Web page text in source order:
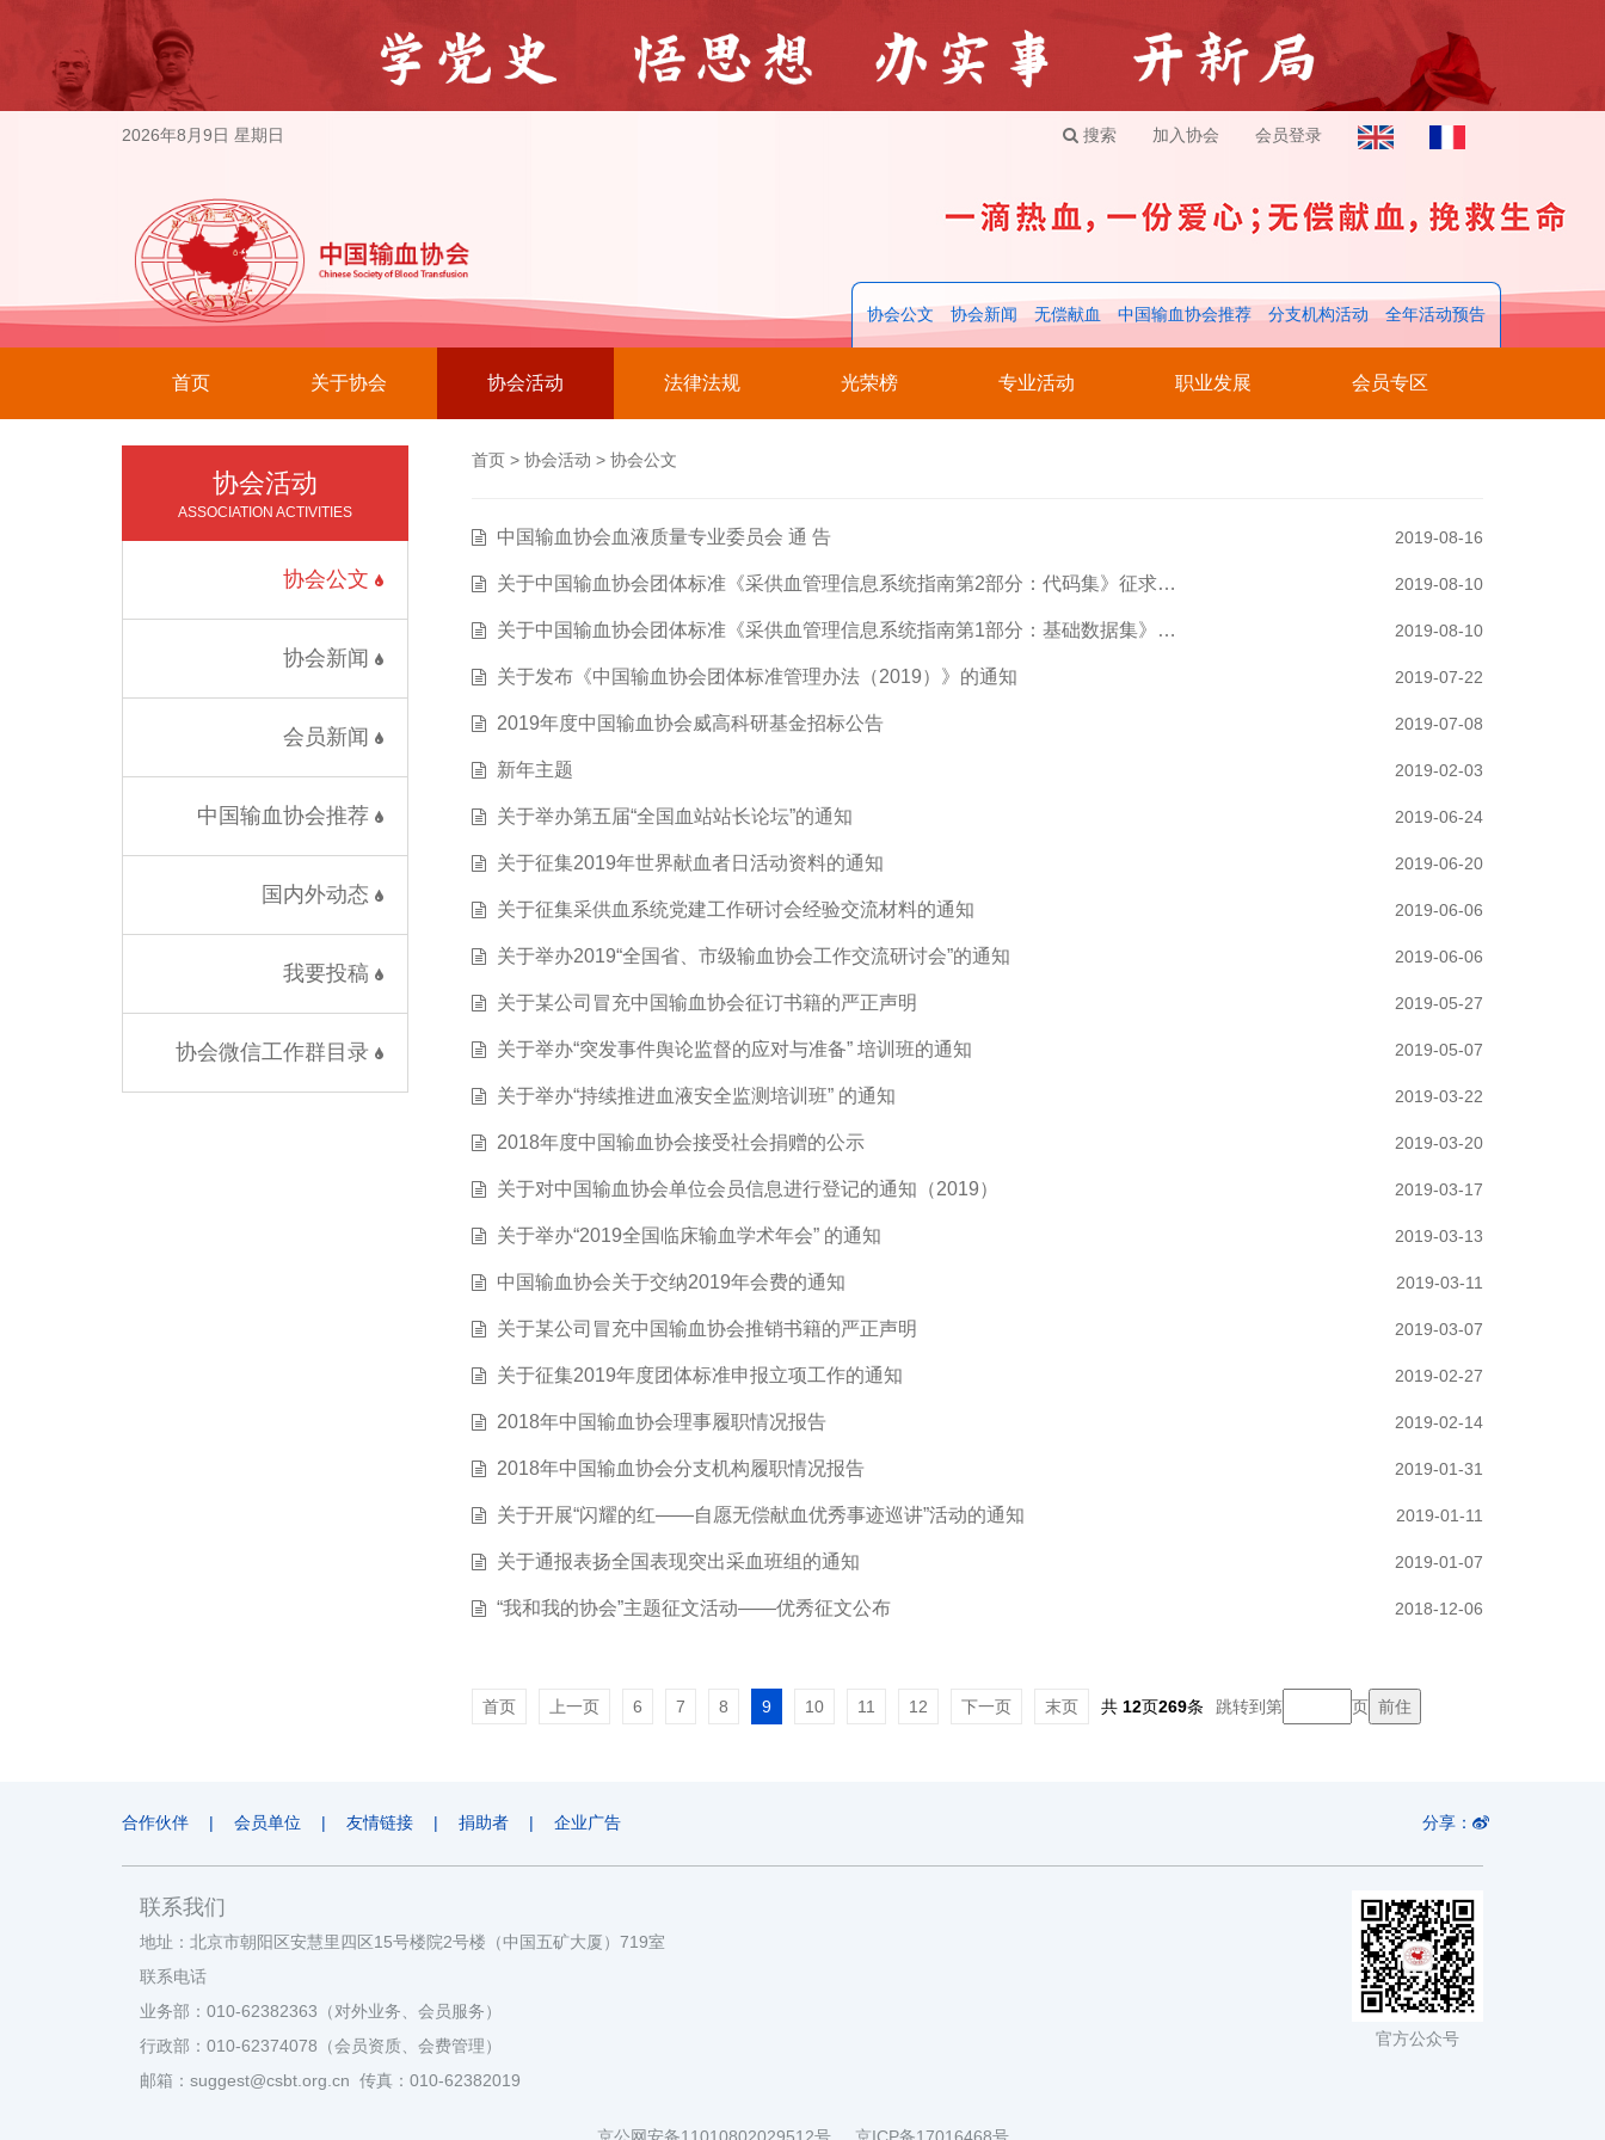
2026年8月9日 星期日 搜索 加入协会 会员登录
协会公文 协会新闻 无偿献血 中国输血协会推荐 分支机构活动 全年活动预告
首页 关于协会 协会活动 法律法规 光荣榜 专业活动 职业发展 会员专区
协会活动
ASSOCIATION ACTIVITIES
协会公文
协会新闻
会员新闻
中国输血协会推荐
国内外动态
我要投稿
协会微信工作群目录
首页> 协会活动 > 协会公文
中国输血协会血液质量专业委员会 通 告 2019-08-16
关于中国输血协会团体标准《采供血管理信息系统指南第2部分：代码集》征求… 2019-08-10
关于中国输血协会团体标准《采供血管理信息系统指南第1部分：基础数据集》… 2019-08-10
关于发布《中国输血协会团体标准管理办法（2019）》的通知 2019-07-22
2019年度中国输血协会威高科研基金招标公告 2019-07-08
新年主题 2019-02-03
关于举办第五届“全国血站站长论坛”的通知 2019-06-24
关于征集2019年世界献血者日活动资料的通知 2019-06-20
关于征集采供血系统党建工作研讨会经验交流材料的通知 2019-06-06
关于举办2019“全国省、市级输血协会工作交流研讨会”的通知 2019-06-06
关于某公司冒充中国输血协会征订书籍的严正声明 2019-05-27
关于举办“突发事件舆论监督的应对与准备” 培训班的通知 2019-05-07
关于举办“持续推进血液安全监测培训班” 的通知 2019-03-22
2018年度中国输血协会接受社会捐赠的公示 2019-03-20
关于对中国输血协会单位会员信息进行登记的通知（2019） 2019-03-17
关于举办“2019全国临床输血学术年会” 的通知 2019-03-13
中国输血协会关于交纳2019年会费的通知 2019-03-11
关于某公司冒充中国输血协会推销书籍的严正声明 2019-03-07
关于征集2019年度团体标准申报立项工作的通知 2019-02-27
2018年中国输血协会理事履职情况报告 2019-02-14
2018年中国输血协会分支机构履职情况报告 2019-01-31
关于开展“闪耀的红——自愿无偿献血优秀事迹巡讲”活动的通知 2019-01-11
关于通报表扬全国表现突出采血班组的通知 2019-01-07
“我和我的协会”主题征文活动——优秀征文公布 2018-12-06
首页 上一页 6 7 8 9 10 11 12 下一页 末页 共 12页269条 跳转到第 页
合作伙伴 | 会员单位 | 友情链接 | 捐助者 | 企业广告 分享：
联系我们
地址：北京市朝阳区安慧里四区15号楼院2号楼（中国五矿大厦）719室
联系电话
业务部：010-62382363（对外业务、会员服务）
行政部：010-62374078（会员资质、会费管理）
邮箱：suggest@csbt.org.cn 传真：010-62382019
官方公众号